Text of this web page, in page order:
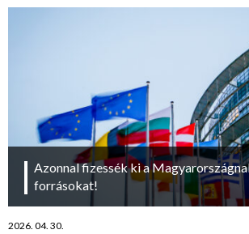
Azonnal fizessék ki a
forrásokat!
2026. 04. 30.